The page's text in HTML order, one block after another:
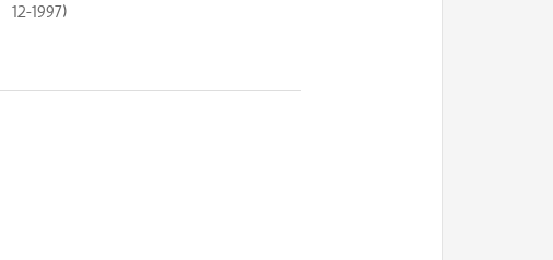
12-1997)